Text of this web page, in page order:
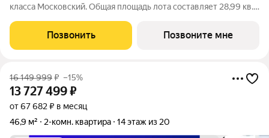
класса Московский. Общая площадь лота составляет 28,99 кв.
кухонную зону. Номер квартиры - 50 Московский это
идеальное сочетание
Позвонить Позвоните мне
16 149 999₽ –15%
13 727 499₽
от 67 682 ₽ в месяц
46,9 м²
2-комн. квартира 14 этаж из 20